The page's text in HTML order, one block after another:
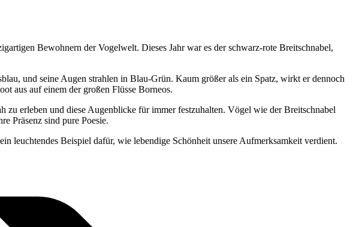
Bewohnern der Vogelwelt. Dieses Jahr war es der schwarz-rote Breitschnabel,
und seine Augen strahlen in Blau-Grün. Kaum größer als ein Spatz, wirkt er dennoch
aus auf einem der großen Flüsse Borneos.
zu erleben und diese Augenblicke für immer festzuhalten. Vögel wie der Breitschnabel
Präsenz sind pure Poesie.
leuchtendes Beispiel dafür, wie lebendige Schönheit unsere Aufmerksamkeit verdient.